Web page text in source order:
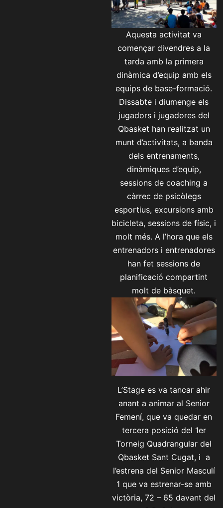
Aquesta activitat va
començar divendres a la
tarda amb la primera
dinàmica d’equip amb els
equips de base-formació.
Dissabte i diumenge els
jugadors i jugadores del
Qbasket han realitzat un
munt d’activitats, a banda
dels entrenaments,
dinàmiques d’equip,
sessions de coaching a
càrrec de psicòlegs
esportius, excursions amb
bicicleta, sessions de físic, i
molt més. A l’hora que els
entrenadors i entrenadores
han fet sessions de
planificació compartint
molt de bàsquet.
L’Stage es va tancar ahir
anant a animar al Senior
Femení, que va quedar en
tercera posició del 1er
Torneig Quadrangular del
Qbasket Sant Cugat, i a
l’estrena del Senior Masculí
1 que va estrenar-se amb
victòria, 72 – 65 davant del